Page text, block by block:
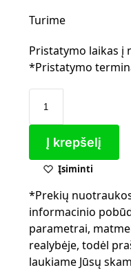
Turime
Pristatymo laikas į
*Pristatymo
Į krepšelį
Įsiminti
*Prekių
informacinio
parametrai,
realybėje, todėl
laukiame Jūsų